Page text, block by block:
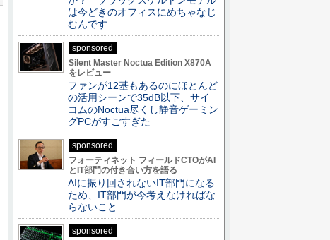
は今どきのオフィスにめちゃなじ
むんです
sponsored
Silent Master Noctua Edition X870A
をレビュー
ファンが12基もあるのにほとんど
の活用シーンで35dB以下、サイ
コムのNoctua尽くし静音ゲーミン
グPCがすごすぎた
sponsored
フォーティネット フィールドCTOがAI
とIT部門の付き合い方を語る
AIに振り回されないIT部門になる
ため、IT部門が今考えなければな
らないこと
sponsored